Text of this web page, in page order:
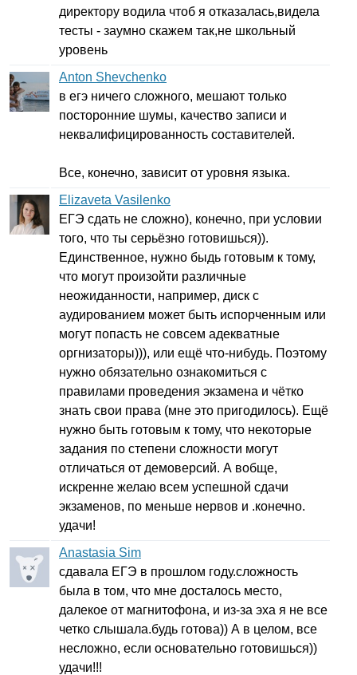
директору водила чтоб я отказалась,видела
тесты - заумно скажем так,не школьный
уровень
Anton Shevchenko
в егэ ничего сложного, мешают только
посторонние шумы, качество записи и
неквалифицированность составителей.
Все, конечно, зависит от уровня языка.
Elizaveta Vasilenko
ЕГЭ сдать не сложно), конечно, при условии
того, что ты серьёзно готовишься)).
Единственное, нужно быдь готовым к тому,
что могут произойти различные
неожиданности, например, диск с
аудированием может быть испорченным или
могут попасть не совсем адекватные
оргнизаторы))), или ещё что-нибудь. Поэтому
нужно обязательно ознакомиться с
правилами проведения экзамена и чётко
знать свои права (мне это пригодилось). Ещё
нужно быть готовым к тому, что некоторые
задания по степени сложности могут
отличаться от демоверсий. А вобще,
искренне желаю всем успешной сдачи
экзаменов, по меньше нервов и .конечно.
удачи!
Anastasia Sim
сдавала ЕГЭ в прошлом году.сложность
была в том, что мне досталось место,
далекое от магнитофона, и из-за эха я не все
четко слышала.будь готова)) А в целом, все
несложно, если основательно готовишься))
удачи!!!